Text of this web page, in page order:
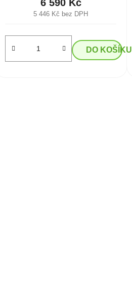
5 446 Kč bez DPH
6 590 Kč
DO KOŠÍKU